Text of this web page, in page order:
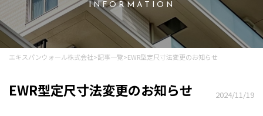
INFORMATION
エキスパンウォール株式会社>記事一覧>EWR型定尺寸法変更のお知らせ
EWR型定尺寸法変更のお知らせ 2024/11/19